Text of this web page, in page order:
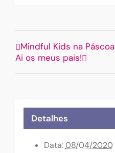
Mindful Kids na Páscoa
Ai os meus pais!
Detalhes
Data: 08/04/2020